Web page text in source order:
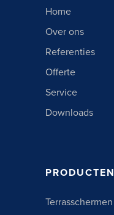
Home
Over ons
Referenties
Offerte
Service
Downloads
PRODUCTEN
Terrasschermen